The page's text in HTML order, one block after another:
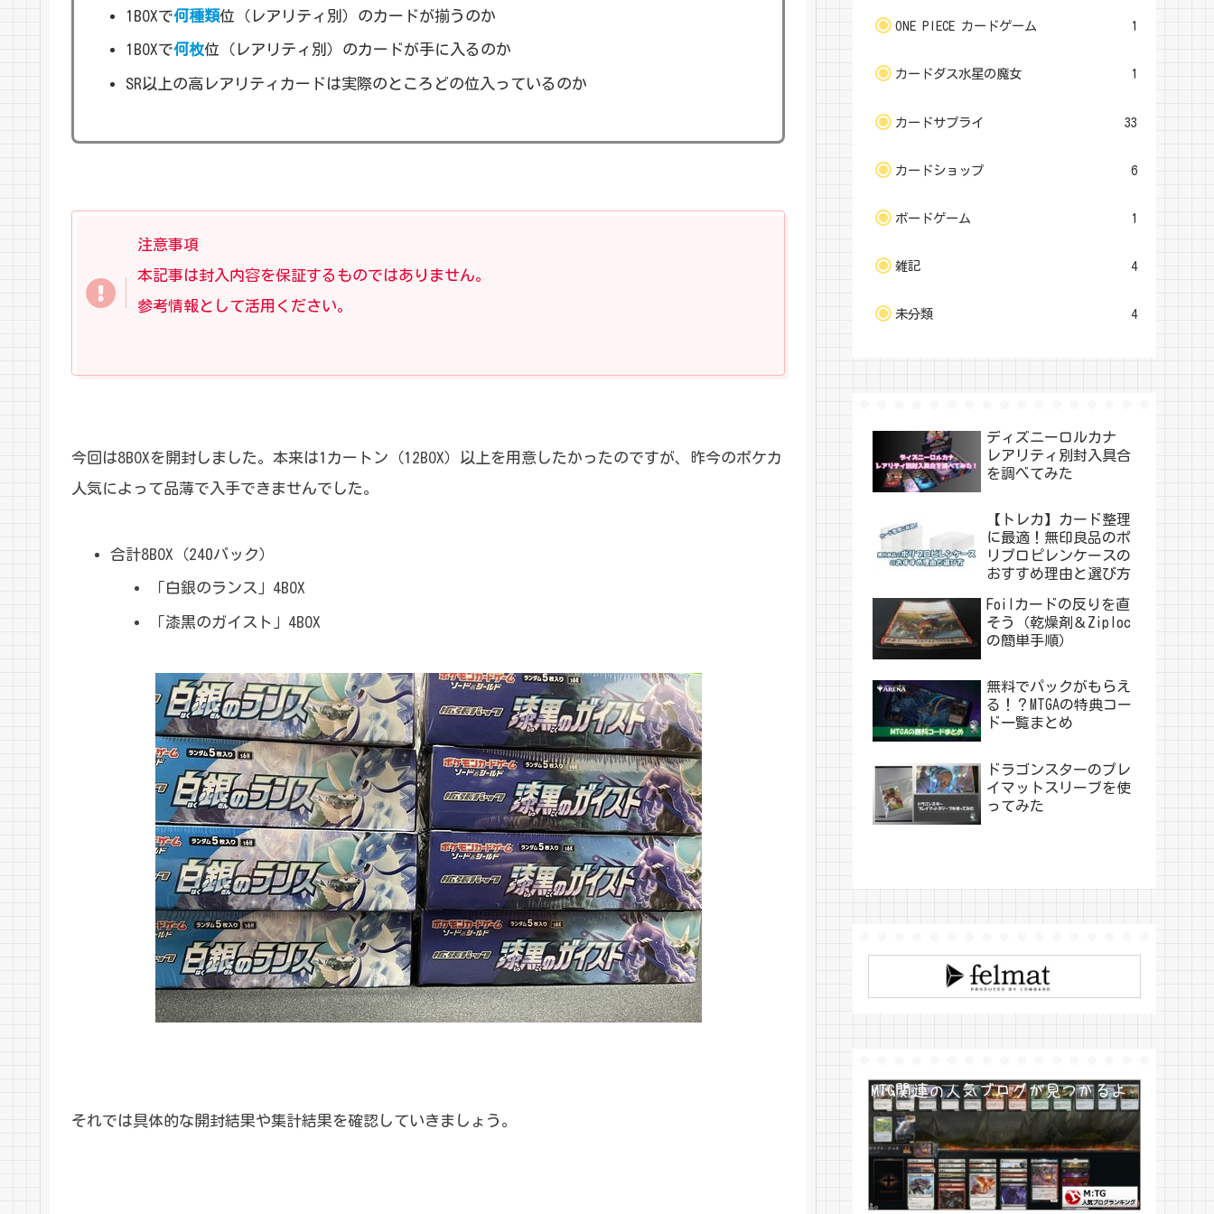
1BOXで何種類位（レアリティ別）のカードが揃うのか
1BOXで何枚位（レアリティ別）のカードが手に入るのか
SR以上の高レアリティカードは実際のところどの位入っているのか
注意事項
本記事は封入内容を保証する ものではありません。
参考情報として活用ください。
今回は8BOXを開封しました。本来は1カートン（12BOX）以上を用意したかったのですが、昨今のポケカ
人気によって品薄で入手できませんでした。
合計8BOX（240パック）
「白銀のランス」4BOX
「漆黒のガイスト」4BOX
それでは具体的な開封結果や集計結果を確認していきましょう。
ONE PIECE カードゲーム 1
カードダス水星の魔女 1
カードサプライ 33
カードショップ 6
ボードゲーム 1
雑記 4
未分類 4
ディズニーロルカナ
レアリティ別封入具合
を調べてみた
【トレカ】カード整理
に最適！無印良品のポ
リプロピレンケースの
おすすめ理由と選び方
Foilカードの反りを直
そう（乾燥剤＆Ziploc
の簡単手順）
無料でパックがもらえ
る！？MTGAの特典コー
ド一覧まとめ
ドラゴンスターのプレ
イマットスリーブを使
ってみた